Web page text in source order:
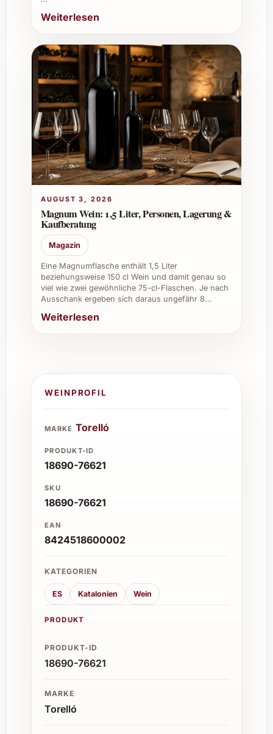
Dieser Cava ist eine wunderbare Einladung,
Lebensfreude zu teilen und besondere
Ihren Gästen diesen Spitzen-Brut Nature –
eine Garantie für Freude und Genuss.
Weiterlesen
AUGUST 3, 2026
Magnum Wein: 1,5 Liter, Personen, Lagerung &
Kaufberatung
Magazin
Eine Magnumflasche enthält 1,5 Liter
beziehungsweise 150 cl Wein und damit genau so
viel wie zwei gewöhnliche 75-cl-Flaschen. Je nach
Ausschank ergeben sich daraus ungefähr 8…
Weiterlesen
WEINPROFIL
MARKE Torelló
PRODUKT-ID
18690-76621
SKU
18690-76621
EAN
8424518600002
KATEGORIEN
ES Katalonien Wein
PRODUKT
PRODUKT-ID
18690-76621
MARKE
Torelló